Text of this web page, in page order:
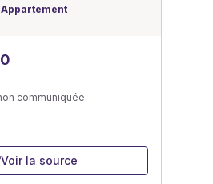
Appartement
communiquée
Voir la source